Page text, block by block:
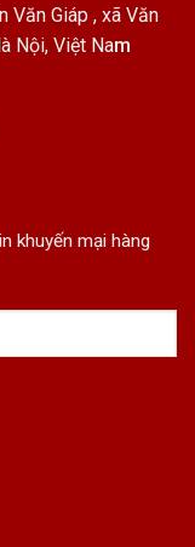
Văn Giáp , xã Văn
Nội, Việt Nam
khuyến mại hàng